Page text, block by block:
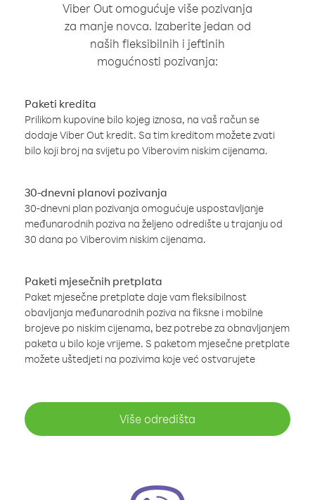
Viber Out omogućuje više pozivanja
za manje novca. Izaberite jedan od
naših fleksibilnih i jeftinih
mogućnosti pozivanja:
Paketi kredita
Prilikom kupovine bilo kojeg iznosa, na vaš račun se
dodaje Viber Out kredit. Sa tim kreditom možete zvati
bilo koji broj na svijetu po Viberovim niskim cijenama.
30-dnevni planovi pozivanja
30-dnevni plan pozivanja omogućuje uspostavljanje
međunarodnih poziva na željeno odredište u trajanju od
30 dana po Viberovim niskim cijenama.
Paketi mjesečnih pretplata
Paket mjesečne pretplate daje vam fleksibilnost
obavljanja međunarodnih poziva na fiksne i mobilne
brojeve po niskim cijenama, bez potrebe za obnavljanjem
paketa u bilo koje vrijeme. S paketom mjesečne pretplate
možete uštedjeti na pozivima koje već ostvarujete
Više odredišta